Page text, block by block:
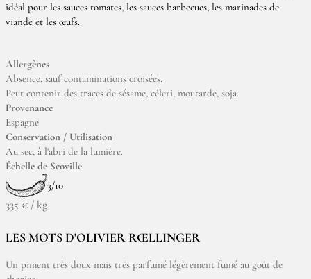
idéal pour les sauces tomates, les sauces barbecues, les marinades de
viande et les œufs.
Allergènes
Absence, sauf contaminations croisées.
Peut contenir des traces de sésame, céleri, moutarde, soja.
Provenance
Espagne
Conservation / Utilisation
Au sec, à l'abri de la lumière.
Échelle de Scoville
3/10
335 € / kg
LES MOTS D'OLIVIER RŒLLINGER
Un piment très doux mais très parfumé légèrement fumé au goût de